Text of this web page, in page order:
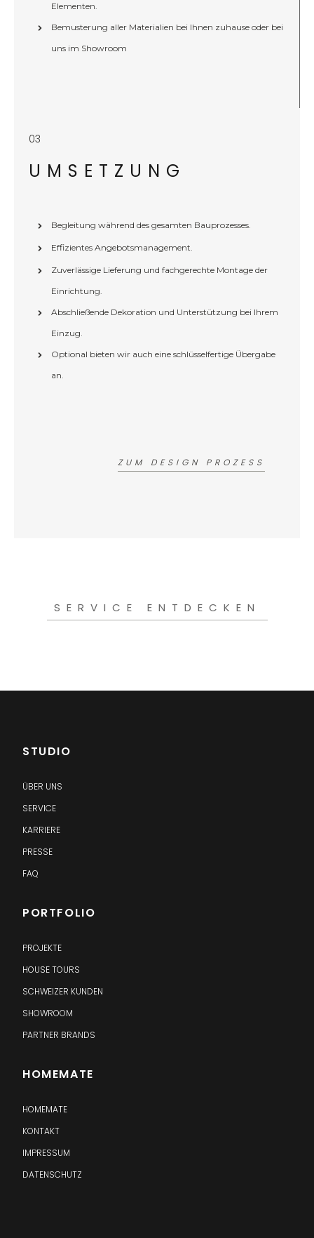
Elementen.
Bemusterung aller Materialien bei Ihnen zuhause oder bei
uns im Showroom
03
UMSETZUNG
Begleitung während des gesamten Bauprozesses.
Effizientes Angebotsmanagement.
Zuverlässige Lieferung und fachgerechte Montage der
Einrichtung.
Abschließende Dekoration und Unterstützung bei Ihrem
Einzug.
Optional bieten wir auch eine schlüsselfertige Übergabe
an.
ZUM DESIGN PROZESS
SERVICE ENTDECKEN
STUDIO
ÜBER UNS
SERVICE
KARRIERE
PRESSE
FAQ
PORTFOLIO
PROJEKTE
HOUSE TOURS
SCHWEIZER KUNDEN
SHOWROOM
PARTNER BRANDS
HOMEMATE
HOMEMATE
KONTAKT
IMPRESSUM
DATENSCHUTZ